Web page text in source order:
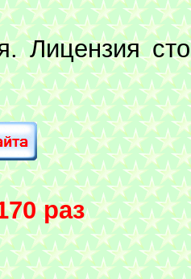
Лицензия
раз